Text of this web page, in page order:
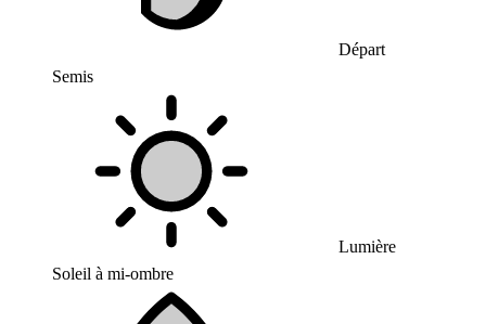
Départ
Semis
Lumière
Soleil à mi-ombre